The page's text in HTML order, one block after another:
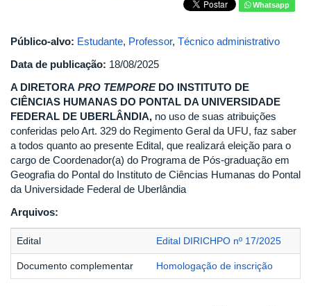
Whatsapp
Público-alvo: Estudante, Professor, Técnico administrativo
Data de publicação: 18/08/2025
A DIRETORA PRO TEMPORE DO INSTITUTO DE
CIÊNCIAS HUMANAS DO PONTAL DA UNIVERSIDADE
FEDERAL DE UBERLÂNDIA, no uso de suas atribuições
conferidas pelo Art. 329 do Regimento Geral da UFU, faz saber
a todos quanto ao presente Edital, que realizará eleição para o
cargo de Coordenador(a) do Programa de Pós-graduação em
Geografia do Pontal do Instituto de Ciências Humanas do Pontal
da Universidade Federal de Uberlândia
Arquivos:
Edital Edital DIRICHPO nº 17/2025
Documento complementar Homologação de inscrição